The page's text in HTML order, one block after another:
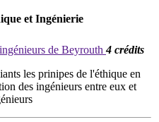
et Ingénierie
de Beyrouth4 crédits
les prinipes de l'éthique en
des ingénieurs entre eux et